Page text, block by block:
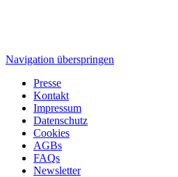
Navigation überspringen
Presse
Kontakt
Impressum
Datenschutz
Cookies
AGBs
FAQs
Newsletter